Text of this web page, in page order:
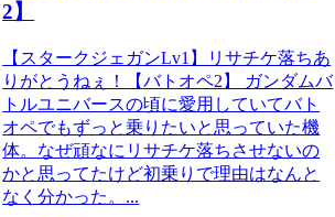
2】
【スタークジェガンLv1】リサチケ落ちあ
りがとうねぇ！【バトオペ2】 ガンダムバ
トルユニバースの頃に愛用していてバト
オペでもずっと乗りたいと思っていた機
体。なぜ頑なにリサチケ落ちさせないの
かと思ってたけど初乗りで理由はなんと
なく分かった。...